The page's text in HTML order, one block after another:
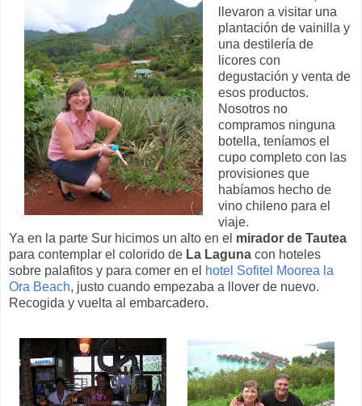
llevaron a visitar una
plantación de vainilla y
una destilería de
licores con
degustación y venta de
esos productos.
Nosotros no
compramos ninguna
botella, teníamos el
cupo completo con las
provisiones que
habíamos hecho de
vino chileno para el
viaje.
Ya en la parte Sur hicimos un alto en el mirador de Tautea
para contemplar el colorido de La Laguna con hoteles
sobre palafitos y para comer en el hotel Sofitel Moorea la
Ora Beach, justo cuando empezaba a llover de nuevo.
Recogida y vuelta al embarcadero.